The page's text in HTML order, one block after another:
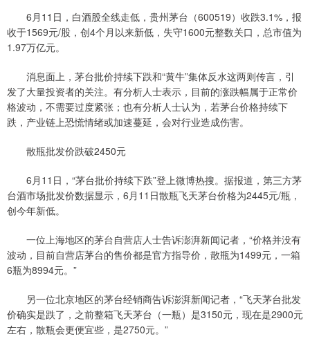
6月11日，白酒股全线走低，贵州茅台（600519）收跌3.1%，报
收于1569元/股，创4个月以来新低，失守1600元整数关口，总市值为
1.97万亿元。
消息面上，茅台批价持续下跌和“黄牛”集体反水这两则传言，引
发了大量投资者的关注。有分析人士表示，目前的涨跌幅属于正常价
格波动，不需要过度紧张；也有分析人士认为，若茅台价格持续下
跌，产业链上恐慌情绪或加速蔓延，会对行业造成伤害。
散瓶批发价跌破2450元
6月11日，“茅台批价持续下跌”登上微博热搜。据报道，第三方茅
台酒市场批发价数据显示，6月11日散瓶飞天茅台价格为2445元/瓶，
创今年新低。
一位上海地区的茅台自营店人士告诉澎湃新闻记者，“价格并没有
波动，目前自营店茅台的售价都是官方指导价，散瓶为1499元，一箱
6瓶为8994元。”
另一位北京地区的茅台经销商告诉澎湃新闻记者，“飞天茅台批发
价确实是跌了，之前整箱飞天茅台（一瓶）是3150元，现在是2900元
左右，散瓶会更便宜些，是2750元。”